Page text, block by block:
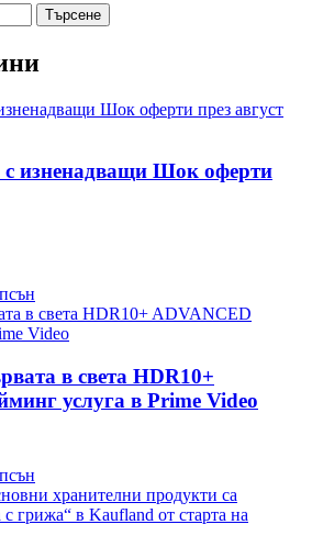
с изненадващи Шок оферти
в света HDR10+
услуга в Prime Video